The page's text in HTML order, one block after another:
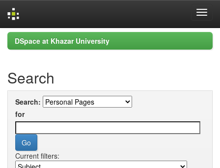
Skip
navigation
DSpace at Khazar University
Search
Search:
for
Current filters: